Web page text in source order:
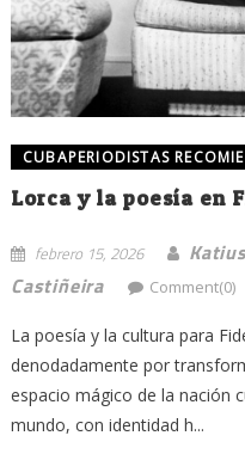
CUBAPERIODISTAS
Lorca y la poesía en
febrero 15, 2026
Castiñeira
Comment(0)
La poesía y la cultura para
denodadamente por
espacio mágico de la nación
mundo, con identidad h...